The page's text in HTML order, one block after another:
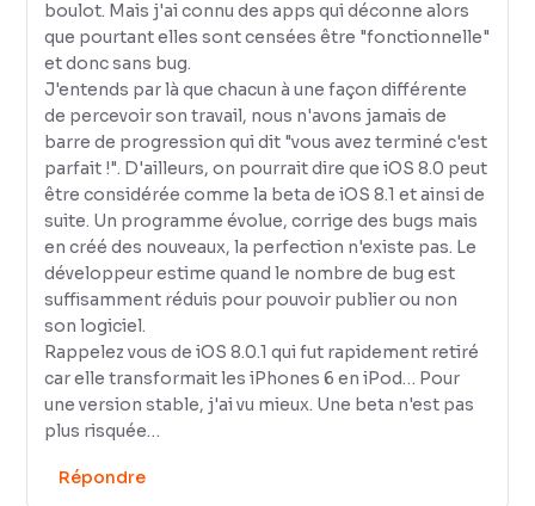
boulot. Mais j'ai connu des apps qui déconne alors
que pourtant elles sont censées être "fonctionnelle"
et donc sans bug.
J'entends par là que chacun à une façon différente
de percevoir son travail, nous n'avons jamais de
barre de progression qui dit "vous avez terminé c'est
parfait !". D'ailleurs, on pourrait dire que iOS 8.0 peut
être considérée comme la beta de iOS 8.1 et ainsi de
suite. Un programme évolue, corrige des bugs mais
en créé des nouveaux, la perfection n'existe pas. Le
développeur estime quand le nombre de bug est
suffisamment réduis pour pouvoir publier ou non
son logiciel.
Rappelez vous de iOS 8.0.1 qui fut rapidement retiré
car elle transformait les iPhones 6 en iPod… Pour
une version stable, j'ai vu mieux. Une beta n'est pas
plus risquée…
Répondre